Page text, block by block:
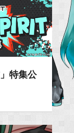
特集公